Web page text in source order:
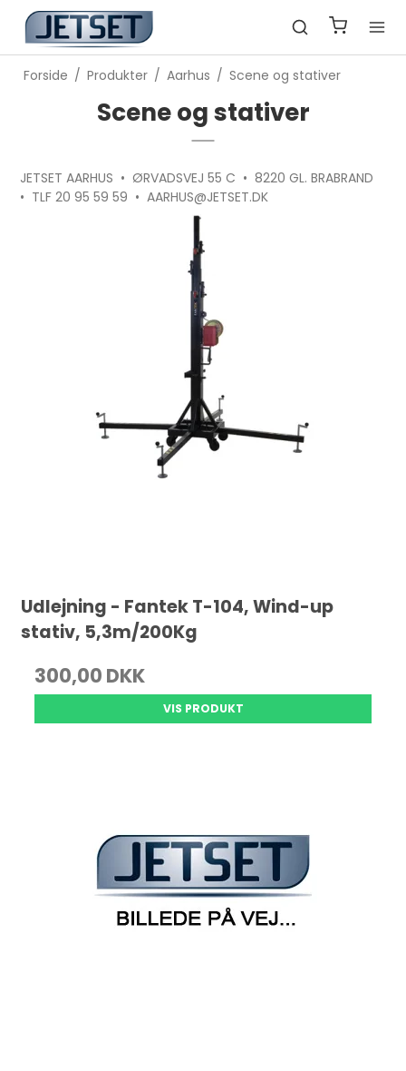
Forside / Produkter / Aarhus / Scene og stativer
Scene og stativer
JETSET AARHUS • ØRVADSVEJ 55 C • 8220 GL. BRABRAND
• TLF 20 95 59 59 • AARHUS@JETSET.DK
Udlejning - Fantek T-104, Wind-up
stativ, 5,3m/200Kg
300,00 DKK
VIS PRODUKT